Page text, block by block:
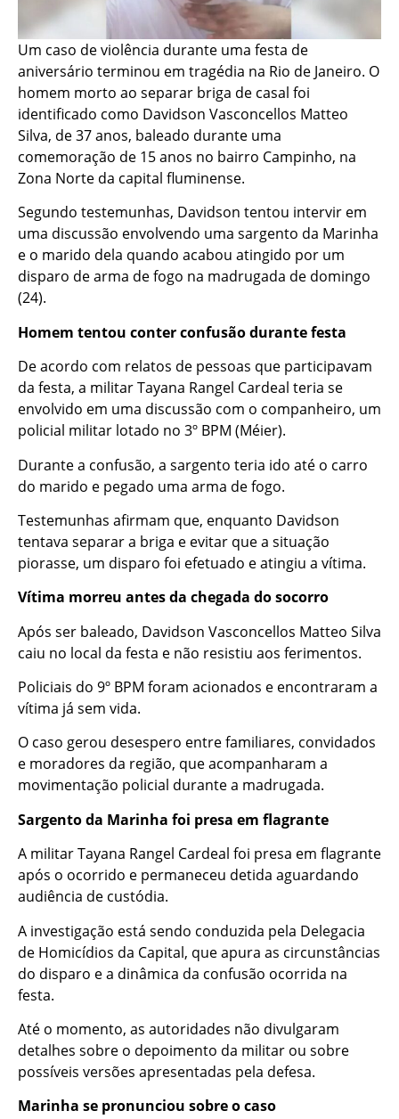
Um caso de violência durante uma festa de
aniversário terminou em tragédia na Rio de Janeiro. O
homem morto ao separar briga de casal foi
identificado como Davidson Vasconcellos Matteo
Silva, de 37 anos, baleado durante uma
comemoração de 15 anos no bairro Campinho, na
Zona Norte da capital fluminense.
Segundo testemunhas, Davidson tentou intervir em
uma discussão envolvendo uma sargento da Marinha
e o marido dela quando acabou atingido por um
disparo de arma de fogo na madrugada de domingo
(24).
Homem tentou conter confusão durante festa
De acordo com relatos de pessoas que participavam
da festa, a militar Tayana Rangel Cardeal teria se
envolvido em uma discussão com o companheiro, um
policial militar lotado no 3º BPM (Méier).
Durante a confusão, a sargento teria ido até o carro
do marido e pegado uma arma de fogo.
Testemunhas afirmam que, enquanto Davidson
tentava separar a briga e evitar que a situação
piorasse, um disparo foi efetuado e atingiu a vítima.
Vítima morreu antes da chegada do socorro
Após ser baleado, Davidson Vasconcellos Matteo Silva
caiu no local da festa e não resistiu aos ferimentos.
Policiais do 9º BPM foram acionados e encontraram a
vítima já sem vida.
O caso gerou desespero entre familiares, convidados
e moradores da região, que acompanharam a
movimentação policial durante a madrugada.
Sargento da Marinha foi presa em flagrante
A militar Tayana Rangel Cardeal foi presa em flagrante
após o ocorrido e permaneceu detida aguardando
audiência de custódia.
A investigação está sendo conduzida pela Delegacia
de Homicídios da Capital, que apura as circunstâncias
do disparo e a dinâmica da confusão ocorrida na
festa.
Até o momento, as autoridades não divulgaram
detalhes sobre o depoimento da militar ou sobre
possíveis versões apresentadas pela defesa.
Marinha se pronunciou sobre o caso